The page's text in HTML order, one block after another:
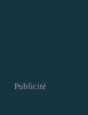
Publicité